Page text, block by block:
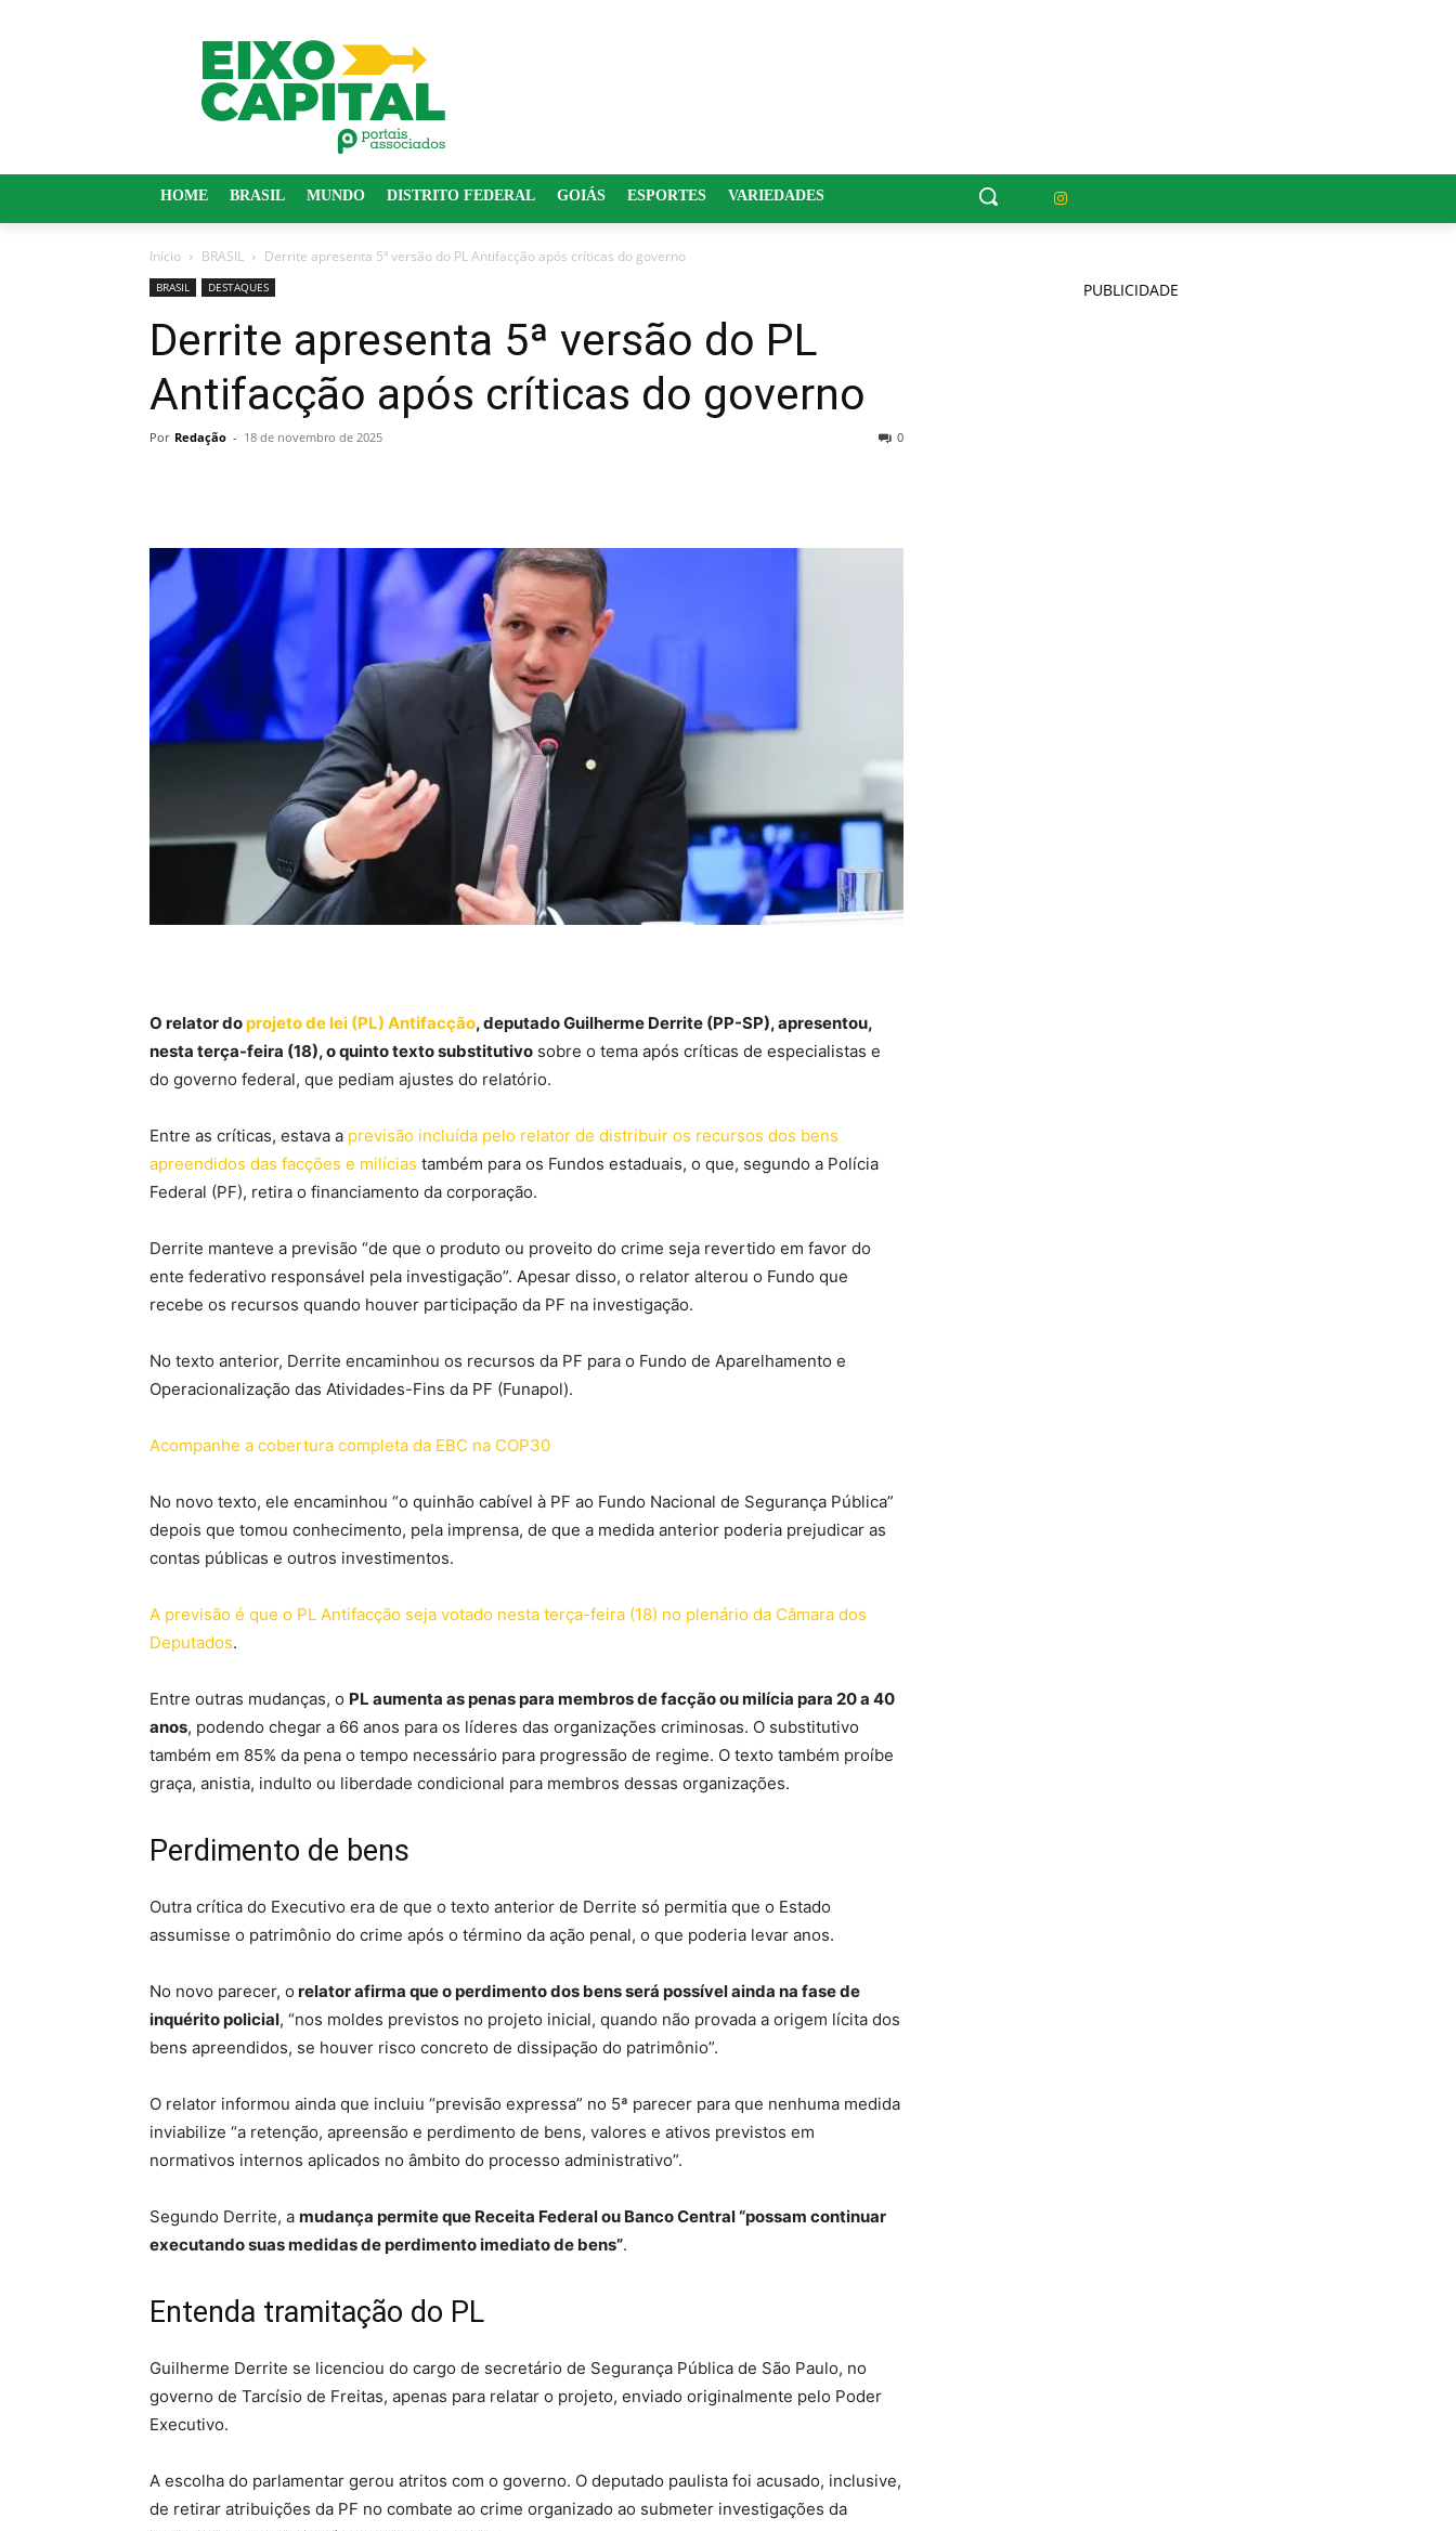
HOME BRASIL MUNDO DISTRITO FEDERAL GOIÁS ESPORTES VARIEDADES
Início BRASIL Derrite apresenta 5ª versão do PL Antifacção após críticas do governo
BRASIL DESTAQUES
Derrite apresenta 5ª versão do PL
Antifacção após críticas do governo
Por Redação - 18 de novembro de 2025 0
O relator doprojeto de lei (PL) Antifacção, deputado Guilherme Derrite (PP-SP), apresentou,
nesta terça-feira (18), o quinto texto substitutivo sobre o tema após críticas de especialistas e
do governo federal, que pediam ajustes do relatório.
Entre as críticas, estava a previsão incluída pelo relator de distribuir os recursos dos bens
apreendidos das facções e milícias também para os Fundos estaduais, o que, segundo a Polícia
Federal (PF), retira o financiamento da corporação.
Derrite manteve a previsão “de que o produto ou proveito do crime seja revertido em favor do
ente federativo responsável pela investigação”. Apesar disso, o relator alterou o Fundo que
recebe os recursos quando houver participação da PF na investigação.
No texto anterior, Derrite encaminhou os recursos da PF para o Fundo de Aparelhamento e
Operacionalização das Atividades-Fins da PF (Funapol).
Acompanhe a cobertura completa da EBC na COP30
No novo texto, ele encaminhou “o quinhão cabível à PF ao Fundo Nacional de Segurança Pública”
depois que tomou conhecimento, pela imprensa, de que a medida anterior poderia prejudicar as
contas públicas e outros investimentos.
A previsão é que o PL Antifacção seja votado nesta terça-feira (18) no plenário da Câmara dos
Deputados.
Entre outras mudanças, o PL aumenta as penas para membros de facção ou milícia para 20 a 40
anos, podendo chegar a 66 anos para os líderes das organizações criminosas. O substitutivo
também em 85% da pena o tempo necessário para progressão de regime. O texto também proíbe
graça, anistia, indulto ou liberdade condicional para membros dessas organizações.
Perdimento de bens
Outra crítica do Executivo era de que o texto anterior de Derrite só permitia que o Estado
assumisse o patrimônio do crime após o término da ação penal, o que poderia levar anos.
No novo parecer, o relator afirma que o perdimento dos bens será possível ainda na fase de
inquérito policial, “nos moldes previstos no projeto inicial, quando não provada a origem lícita dos
bens apreendidos, se houver risco concreto de dissipação do patrimônio”.
O relator informou ainda que incluiu “previsão expressa” no 5ª parecer para que nenhuma medida
inviabilize “a retenção, apreensão e perdimento de bens, valores e ativos previstos em
normativos internos aplicados no âmbito do processo administrativo”.
Segundo Derrite, a mudança permite que Receita Federal ou Banco Central “possam continuar
executando suas medidas de perdimento imediato de bens”.
Entenda tramitação do PL
Guilherme Derrite se licenciou do cargo de secretário de Segurança Pública de São Paulo, no
governo de Tarcísio de Freitas, apenas para relatar o projeto, enviado originalmente pelo Poder
Executivo.
A escolha do parlamentar gerou atritos com o governo. O deputado paulista foi acusado, inclusive,
de retirar atribuições da PF no combate ao crime organizado ao submeter investigações da
PUBLICIDADE